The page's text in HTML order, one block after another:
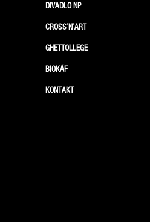
DIVADLO NP
CROSS’N’ART
GHETTOLLEGE
BIOKÁF
KONTAKT